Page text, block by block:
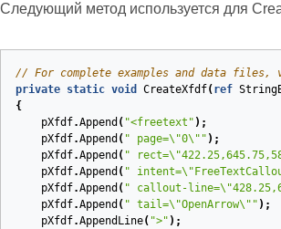
Следующий метод используется для
// For complete examples and data files,
private static void CreateXfdf( ref
{
pXfdf.Append ( "<freetext" );
pXfdf.Append ( " page=\"0\"" );
pXfdf.Append ( "
pXfdf.Append ( "
pXfdf.Append ( " callout-
pXfdf.Append ( " tail=\"OpenArrow\"" );
pXfdf.AppendLine( ">" );